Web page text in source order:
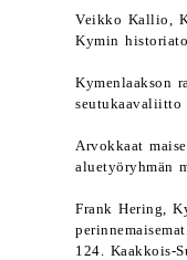
Veikko Kallio,
Kymin
Kymenlaakson
seutukaavaliitto
Arvokkaat
aluetyöryhmän
Frank Hering,
124. Kaakkois-